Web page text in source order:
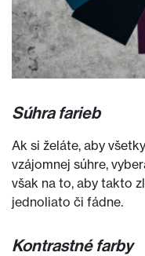
Súhra farieb
Ak si želáte, aby
vzájomnej súhre,
však na to, aby takto
jednoliato či fádne.
Kontrastné farby